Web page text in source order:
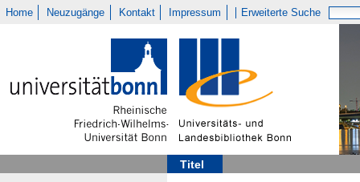
Home Neuzugänge Kontakt Impressum Erweiterte Suche
Titel